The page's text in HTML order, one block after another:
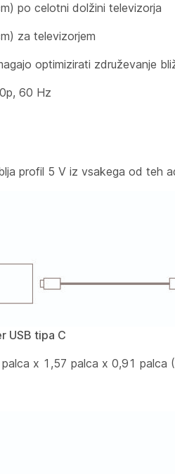
po celotni dolžini televizorja
za televizorjem
optimizirati združevanje
60 Hz
profil 5 V iz vsakega od teh
USB tipa C
x 1,57 palca x 0,91 palca